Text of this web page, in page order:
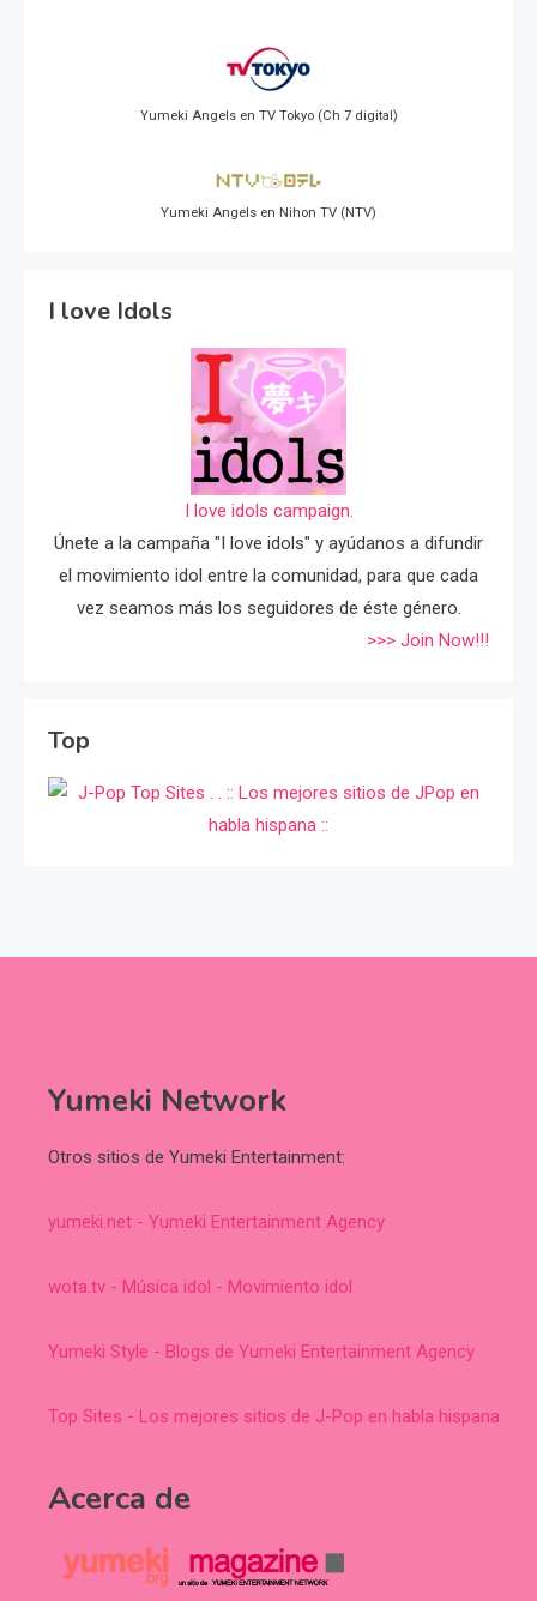
Yumeki Angels en TV Tokyo (Ch 7 digital)
Yumeki Angels en Nihon TV (NTV)
I love Idols
I love idols campaign.
Únete a la campaña "I love idols" y ayúdanos a difundir
el movimiento idol entre la comunidad, para que cada
vez seamos más los seguidores de éste género.
>>> Join Now!!!
Top
Yumeki Network
Otros sitios de Yumeki Entertainment:
yumeki.net - Yumeki Entertainment Agency
wota.tv - Música idol - Movimiento idol
Yumeki Style - Blogs de Yumeki Entertainment Agency
Top Sites - Los mejores sitios de J-Pop en habla hispana
Acerca de